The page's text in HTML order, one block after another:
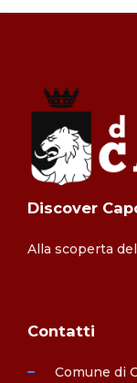
Discover
Alla scoperta
Contatti
Comune di